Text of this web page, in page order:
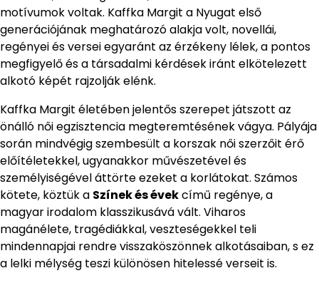
motívumok voltak. Kaffka Margit a Nyugat első
generációjának meghatározó alakja volt, novellái,
regényei és versei egyaránt az érzékeny lélek, a pontos
megfigyelő és a társadalmi kérdések iránt elkötelezett
alkotó képét rajzolják elénk.
Kaffka Margit életében jelentős szerepet játszott az
önálló női egzisztencia megteremtésének vágya. Pályája
során mindvégig szembesült a korszak női szerzőit érő
előítéletekkel, ugyanakkor művészetével és
személyiségével áttörte ezeket a korlátokat. Számos
kötete, köztük a Színek és évekcímű regénye, a
magyar irodalom klasszikusává vált. Viharos
magánélete, tragédiákkal, veszteségekkel teli
mindennapjai rendre visszaköszönnek alkotásaiban, s ez
a lelki mélység teszi különösen hitelessé verseit is.